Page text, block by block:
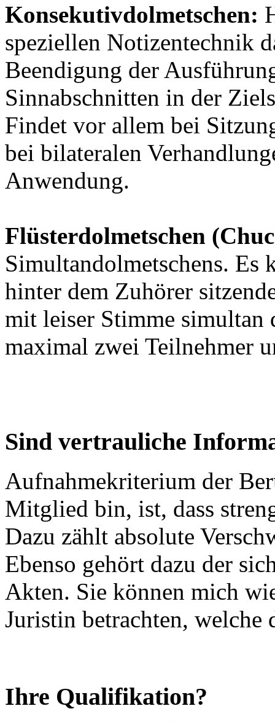
Konsekutivdolmetschen:
speziellen Notizentechnik
Beendigung der
Sinnabschnitten in der
Findet vor allem bei
bei bilateralen
Anwendung.
Flüsterdolmetschen
Simultandolmetschens. Es
hinter dem Zuhörer
mit leiser Stimme
maximal zwei Teilnehmer
Sind vertrauliche
Aufnahmekriterium der
Mitglied bin, ist, dass
Dazu zählt absolute
Ebenso gehört dazu der
Akten. Sie können mich
Juristin betrachten,
Ihre Qualifikation?